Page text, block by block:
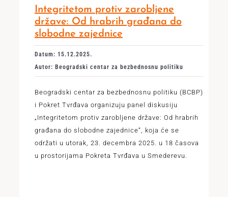
Integritetom protiv zarobljene
države: Od hrabrih građana do
slobodne zajednice
Datum: 15.12.2025.
Autor: Beogradski centar za bezbednosnu politiku
Beogradski centar za bezbednosnu politiku (BCBP)
i Pokret Tvrđava organizuju panel diskusiju
„Integritetom protiv zarobljene države: Od hrabrih
građana do slobodne zajednice“, koja će se
održati u utorak, 23. decembra 2025. u 18 časova
u prostorijama Pokreta Tvrđava u Smederevu.